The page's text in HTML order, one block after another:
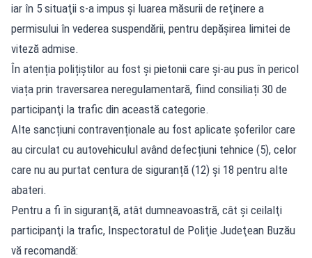
iar în 5 situaţii s-a impus şi luarea măsurii de reţinere a
permisului în vederea suspendării, pentru depăşirea limitei de
viteză admise.
În atenția polițiștilor au fost și pietonii care și-au pus în pericol
viața prin traversarea neregulamentară, fiind consiliați 30 de
participanţi la trafic din această categorie.
Alte sancțiuni contravenționale au fost aplicate șoferilor care
au circulat cu autovehiculul având defecțiuni tehnice (5), celor
care nu au purtat centura de siguranță (12) și 18 pentru alte
abateri.
Pentru a fi în siguranţă, atât dumneavoastră, cât şi ceilalţi
participanţi la trafic, Inspectoratul de Poliţie Judeţean Buzău
vă recomandă: